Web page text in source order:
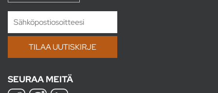
SEURAA MEITÄ